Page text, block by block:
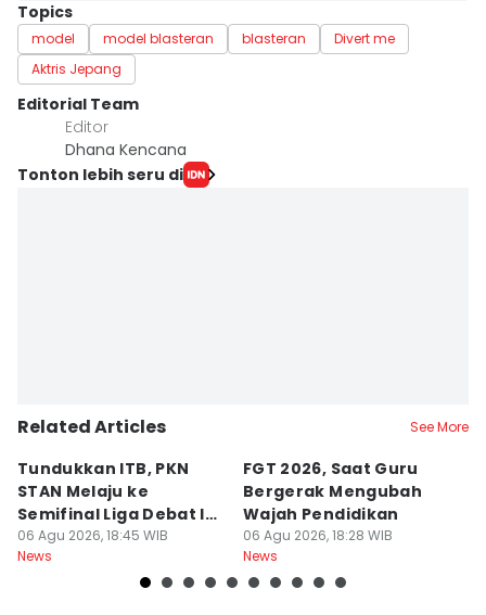
Topics
model model blasteran blasteran
Divert me
Aktris Jepang
Editorial Team
Editor
Dhana Kencana
Tonton lebih seru di
Related Articles See More
Tundukkan ITB, PKN
STAN Melaju ke
Semifinal Liga Debat IDN
Times 2026
06 Agu 2026, 18:45 WIB
News
FGT 2026, Saat Guru
Bergerak Mengubah
Wajah Pendidikan
06 Agu 2026, 18:28 WIB
News